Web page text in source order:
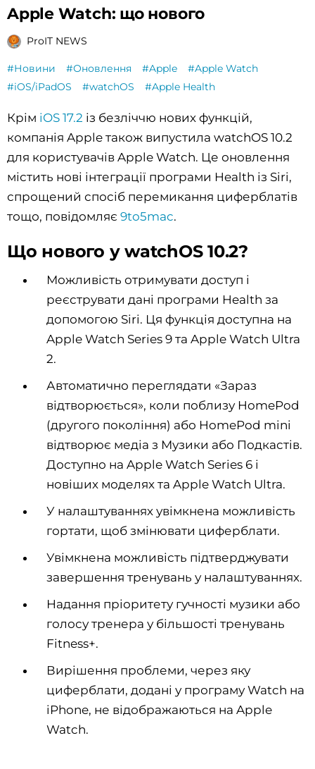
Apple Watch: що нового
ProIT NEWS
#Новини #Оновлення #Apple
#Apple Watch
#iOS/iPadOS
#watchOS #Apple Health
Крім iOS 17.2 із безліччю нових функцій,
компанія Apple також випустила watchOS 10.2
для користувачів Apple Watch. Це оновлення
містить нові інтеграції програми Health із Siri,
спрощений спосіб перемикання циферблатів
тощо, повідомляє 9to5mac.
Що нового у watchOS 10.2?
Можливість отримувати доступ і
реєструвати дані програми Health за
допомогою Siri. Ця функція доступна на
Apple Watch Series 9 та Apple Watch Ultra
2.
Автоматично переглядати «Зараз
відтворюється», коли поблизу HomePod
(другого покоління) або HomePod mini
відтворює медіа з Музики або Подкастів.
Доступно на Apple Watch Series 6 і
новіших моделях та Apple Watch Ultra.
У налаштуваннях увімкнена можливість
гортати, щоб змінювати циферблати.
Увімкнена можливість підтверджувати
завершення тренувань у налаштуваннях.
Надання пріоритету гучності музики або
голосу тренера у більшості тренувань
Fitness+.
Вирішення проблеми, через яку
циферблати, додані у програму Watch на
iPhone, не відображаються на Apple
Watch.